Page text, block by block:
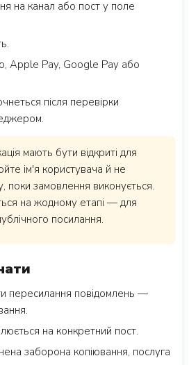
на канал або пост у поле
Apple Pay, Google Pay або
після перевірки
мають бути відкриті для
ім'я користувача й не
поки замовлення виконується.
на жодному етапі — для
посилання.
пересилання повідомлень —
на конкретний пост.
заборона копіювання, послуга